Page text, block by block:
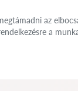
az
a